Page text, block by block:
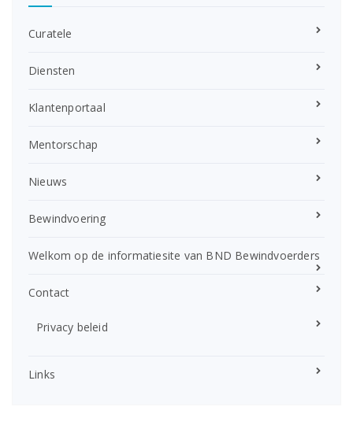
Curatele
Diensten
Klantenportaal
Mentorschap
Nieuws
Bewindvoering
Welkom op de informatiesite van BND Bewindvoerders
Contact
Privacy beleid
Links